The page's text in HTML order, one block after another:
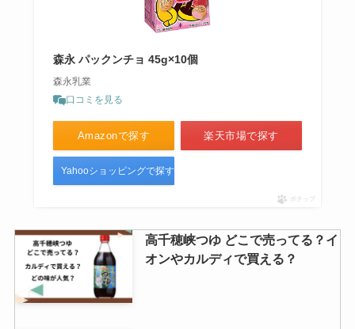
森永 パックンチョ 45g×10個
森永乳業
口コミを見る
Amazonで探す 楽天市場で探す
Yahooショッピングで探す
ポチップ
高千穂峡つゆ どこで売ってる？イ
オンやカルディで買える？